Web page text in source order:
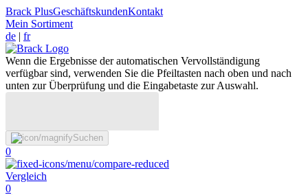
Brack PlusGeschäftskundenKontakt
Mein Sortiment
de | fr
Wenn die Ergebnisse der automatischen Vervollständigung
verfügbar sind, verwenden Sie die Pfeiltasten nach oben und nach
unten zur Überprüfung und die Eingabetaste zur Auswahl.
Suchen
0
Vergleich
0